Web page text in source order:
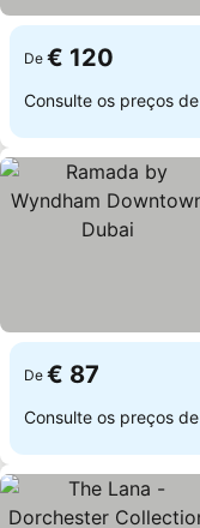
De € 120
Consulte os preços de
De € 87
Consulte os preços de